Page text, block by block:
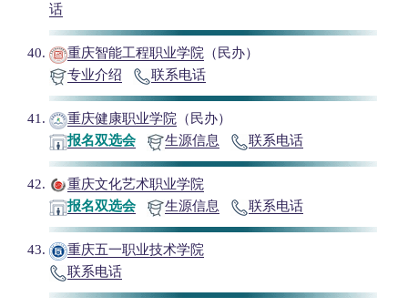
话
重庆智能工程职业学院 （民办）
专业介绍
联系电话
重庆健康职业学院 （民办）
报名双选会
生源信息 联系电话
重庆文化艺术职业学院
报名双选会
生源信息 联系电话
重庆五一职业技术学院
联系电话